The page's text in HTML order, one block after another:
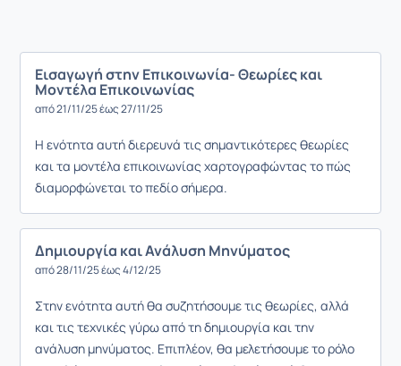
Εισαγωγή στην Επικοινωνία- Θεωρίες και
Μοντέλα Επικοινωνίας
από 21/11/25 έως 27/11/25
Η ενότητα αυτή διερευνά τις σημαντικότερες θεωρίες
και τα μοντέλα επικοινωνίας χαρτογραφώντας το πώς
διαμορφώνεται το πεδίο σήμερα.
Δημιουργία και Ανάλυση Μηνύματος
από 28/11/25 έως 4/12/25
Στην ενότητα αυτή θα συζητήσουμε τις θεωρίες, αλλά
και τις τεχνικές γύρω από τη δημιουργία και την
ανάλυση μηνύματος. Επιπλέον, θα μελετήσουμε το ρόλο